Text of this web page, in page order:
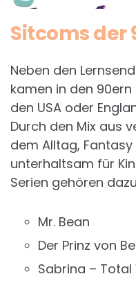
Sitcoms der
Neben den
kamen in den
den USA oder
Durch den Mix aus
dem Alltag,
unterhaltsam für
Serien gehören
Mr. Bean
Der Prinz von
Sabrina – Total